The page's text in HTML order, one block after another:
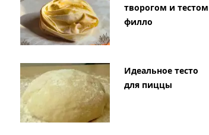
творогом и тестом
филло
Идеальное тесто
для пиццы